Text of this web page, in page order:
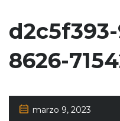
8626-
marzo 9, 2023